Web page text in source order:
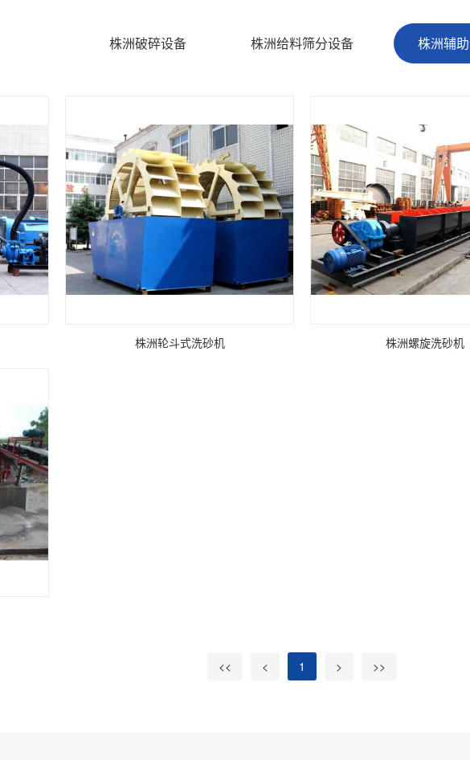
株洲破碎设备 株洲给料筛分设备 株洲辅
株洲轮斗式洗砂机 株洲螺旋洗砂机
<< < 1 > >>